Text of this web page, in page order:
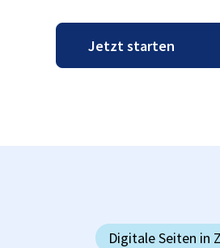
Digitale Seiten in